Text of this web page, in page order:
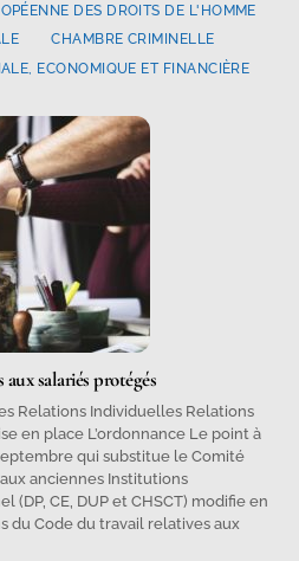
DES DROITS DE L'HOMME
CHAMBRE CRIMINELLE
ECONOMIQUE ET FINANCIÈRE
salariés protégés
Relations Individuelles Relations
en place L’ordonnance Le point à
qui substitue le Comité
anciennes Institutions
(DP, CE, DUP et CHSCT) modifie en
du Code du travail relatives aux